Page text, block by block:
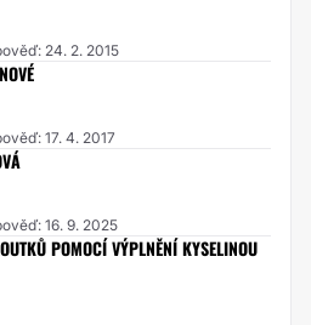
24. 2. 2015
17. 4. 2017
16. 9. 2025
POMOCÍ VÝPLNĚNÍ KYSELINOU